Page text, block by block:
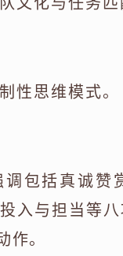
性思维模式。
包括真诚赞
入与担当等
。